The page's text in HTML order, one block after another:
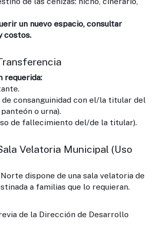
un nuevo espacio, consultar
costos.
requerida:
de consanguinidad con el/la titular del
o urna).
de fallecimiento del/de la titular).
Velatoria Municipal (Uso
dispone de una sala velatoria de
a familias que lo requieran.
de la Dirección de Desarrollo